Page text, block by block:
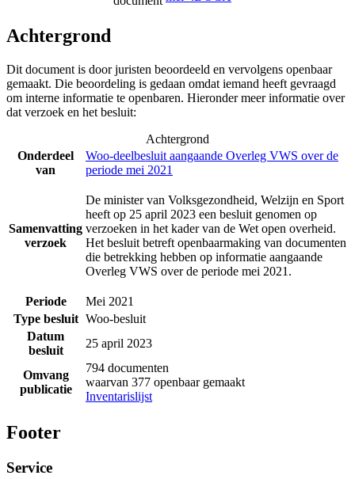
Achtergrond
Dit document is door juristen beoordeeld en vervolgens openbaar
gemaakt. Die beoordeling is gedaan omdat iemand heeft gevraagd
om interne informatie te openbaren. Hieronder meer informatie over
dat verzoek en het besluit:
Achtergrond
Onderdeel
van
Woo-deelbesluit aangaande Overleg VWS over de
periode mei 2021
Samenvatting
verzoek
De minister van Volksgezondheid, Welzijn en Sport
heeft op 25 april 2023 een besluit genomen op
verzoeken in het kader van de Wet open overheid.
Het besluit betreft openbaarmaking van documenten
die betrekking hebben op informatie aangaande
Overleg VWS over de periode mei 2021.
Periode
Mei 2021
Type besluit Woo-besluit
Datum
besluit
25 april 2023
Omvang
publicatie
794 documenten
waarvan 377 openbaar gemaakt
Inventarislijst
Footer
Service